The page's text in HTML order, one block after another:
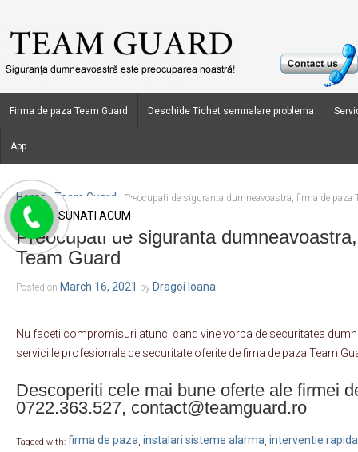
Firma de paza Team Guard Deschide Tichet semnalare problema
App
Home › Team Guard Preocupati de siguranta dumneavoastra, firma de paza
Preocupati de siguranta
Team Guard
Posted on March 16, 2021 by Dragoi Ioana
Nu faceti compromisuri atunci cand vine vorba de securitatea
serviciile profesionale de securitate oferite de fima de paza Team
Descoperiti cele mai bune oferte ale firmei
0722.363.527, contact@teamguard.ro
Tagged with: firma de paza instalari sisteme alarma interventie rapida
SUNATI ACUM